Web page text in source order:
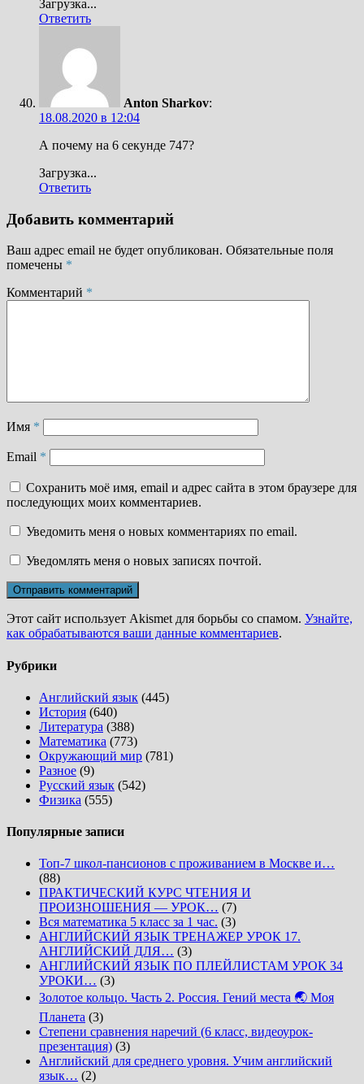
Загрузка...
Ответить
Anton Sharkov:
18.08.2020 в 12:04
А почему на 6 секунде 747?
Загрузка...
Ответить
Добавить комментарий
Ваш адрес email не будет опубликован. Обязательные поля
помечены *
Комментарий *
Имя *
Email *
Сохранить моё имя, email и адрес сайта в этом браузере для
последующих моих комментариев.
Уведомить меня о новых комментариях по email.
Уведомлять меня о новых записях почтой.
Этот сайт использует Akismet для борьбы со спамом. Узнайте,
как обрабатываются ваши данные комментариев.
Рубрики
Английский язык (445)
История (640)
Литература (388)
Математика (773)
Окружающий мир (781)
Разное (9)
Русский язык (542)
Физика (555)
Популярные записи
Топ-7 школ-пансионов с проживанием в Москве и…
(88)
ПРАКТИЧЕСКИЙ КУРС ЧТЕНИЯ И
ПРОИЗНОШЕНИЯ — УРОК… (7)
Вся математика 5 класс за 1 час. (3)
АНГЛИЙСКИЙ ЯЗЫК ТРЕНАЖЕР УРОК 17.
АНГЛИЙСКИЙ ДЛЯ… (3)
АНГЛИЙСКИЙ ЯЗЫК ПО ПЛЕЙЛИСТАМ УРОК 34
УРОКИ… (3)
Золотое кольцо. Часть 2. Россия. Гений места 🌏 Моя
Планета (3)
Степени сравнения наречий (6 класс, видеоурок-
презентация) (3)
Английский для среднего уровня. Учим английский
язык… (2)